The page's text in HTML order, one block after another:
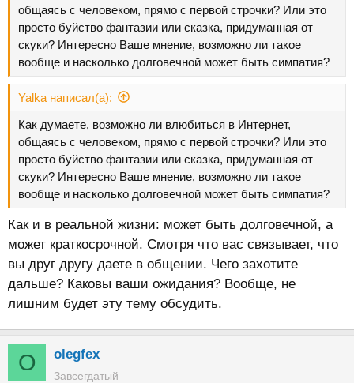
общаясь с человеком, прямо с первой строчки? Или это
просто буйство фантазии или сказка, придуманная от
скуки? Интересно Ваше мнение, возможно ли такое
вообще и насколько долговечной может быть симпатия?
Yalka написал(а):
Как думаете, возможно ли влюбиться в Интернет,
общаясь с человеком, прямо с первой строчки? Или это
просто буйство фантазии или сказка, придуманная от
скуки? Интересно Ваше мнение, возможно ли такое
вообще и насколько долговечной может быть симпатия?
Как и в реальной жизни: может быть долговечной, а
может краткосрочной. Смотря что вас связывает, что
вы друг другу даете в общении. Чего захотите
дальше? Каковы ваши ожидания? Вообще, не
лишним будет эту тему обсудить.
O olegfex
Завсегдатый